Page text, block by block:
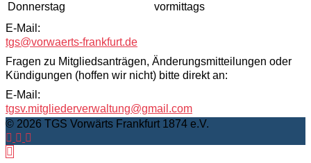
Donnerstag
vormittags
E-Mail:
tgs@vorwaerts-frankfurt.de
Fragen zu Mitgliedsanträgen, Änderungsmitteilungen oder
Kündigungen (hoffen wir nicht) bitte direkt an:
E-Mail:
tgsv.mitgliederverwaltung@gmail.com
© 2026 TGS Vorwärts Frankfurt 1874 e.V.